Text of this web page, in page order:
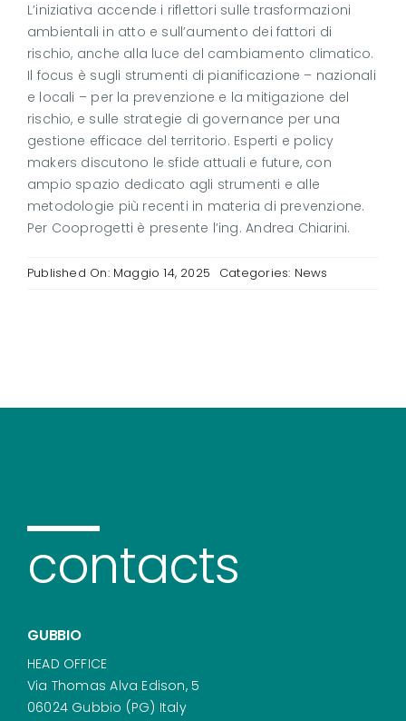
L’iniziativa accende i riflettori sulle trasformazioni
ambientali in atto e sull’aumento dei fattori di
rischio, anche alla luce del cambiamento climatico.
Il focus è sugli strumenti di pianificazione – nazionali
e locali – per la prevenzione e la mitigazione del
rischio, e sulle strategie di governance per una
gestione efficace del territorio. Esperti e policy
makers discutono le sfide attuali e future, con
ampio spazio dedicato agli strumenti e alle
metodologie più recenti in materia di prevenzione.
Per Cooprogetti è presente l’ing. Andrea Chiarini.
Published On: Maggio 14, 2025 Categories: News
contacts
GUBBIO
HEAD OFFICE
Via Thomas Alva Edison, 5
06024 Gubbio (PG) Italy